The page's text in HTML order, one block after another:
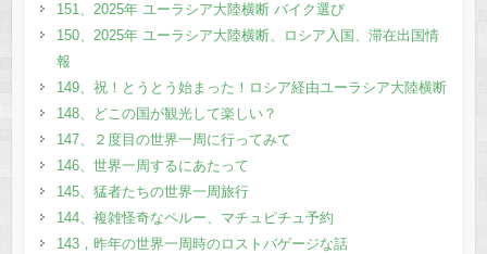
151、2025年 ユーラシア大陸横断 バイク選び
150、2025年 ユーラシア大陸横断、ロシア入国、滞在出国情
報
149、祝！とうとう始まった！ロシア経由ユーラシア大陸横断
148、どこの国が観光して楽しい？
147、２度目の世界一周に行ってみて
146、世界一周するにあたって
145、猛者たちの世界一周旅行
144、複雑怪奇なペルー、マチュピチュ予約
143，昨年の世界一周時のロストバゲージな話